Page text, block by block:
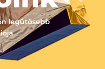
legütősebb